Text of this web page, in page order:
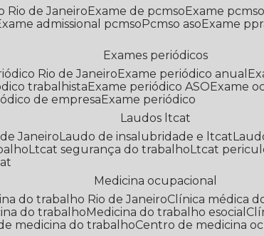
Rio de Janeiro Exame de pcmso Exame
Exame admissional pcmso Pcmso aso Exame
Exames periódicos
Rio de Janeiro Exame periódico anual
trabalhista Exame periódico ASO Exame
de empresa
Exame periódico
Laudos ltcat
Janeiro Laudo de insalubridade e ltcat
Ltcat segurança do trabalho Ltcat
Medicina ocupacional
do trabalho Rio de Janeiro Clínica médica
do trabalho Medicina do trabalho esocial
medicina do trabalho Centro de medicina